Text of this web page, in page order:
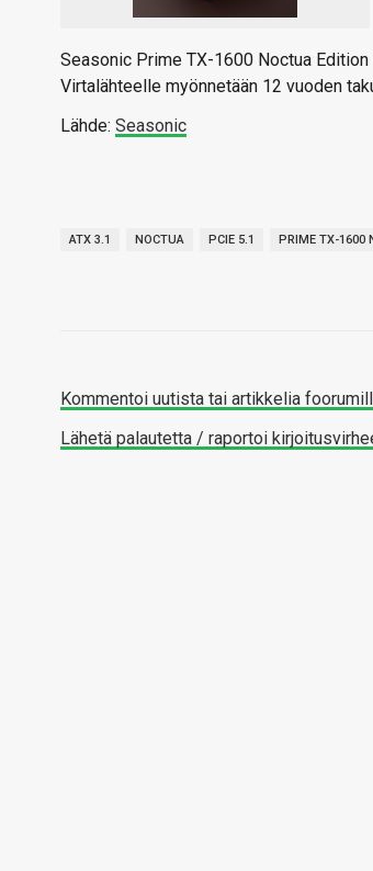
Seasonic Prime TX-1600 Noctua
Virtalähteelle myönnetään 12 vuoden
Lähde: Seasonic
ATX 3.1 NOCTUA PCIE 5.1 PRIME TX-1600
Kommentoi uutista tai artikkelia
Lähetä palautetta / raportoi